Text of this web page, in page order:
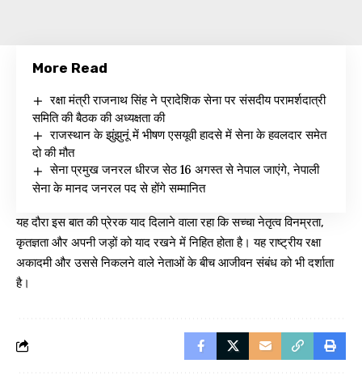
More Read
रक्षा मंत्री राजनाथ सिंह ने प्रादेशिक सेना पर संसदीय परामर्शदात्री
समिति की बैठक की अध्यक्षता की
राजस्थान के झुंझुनूं में भीषण एसयूवी हादसे में सेना के हवलदार समेत
दो की मौत
सेना प्रमुख जनरल धीरज सेठ 16 अगस्त से नेपाल जाएंगे, नेपाली
सेना के मानद जनरल पद से होंगे सम्मानित
यह दौरा इस बात की प्रेरक याद दिलाने वाला रहा कि सच्चा नेतृत्व विनम्रता,
कृतज्ञता और अपनी जड़ों को याद रखने में निहित होता है। यह राष्ट्रीय रक्षा
अकादमी और उससे निकलने वाले नेताओं के बीच आजीवन संबंध को भी दर्शाता
है।